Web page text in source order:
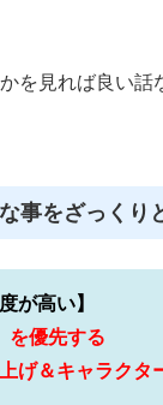
を見れば良い話
事をざっくり
が高い】
を優先する
げ＆キャラクタ